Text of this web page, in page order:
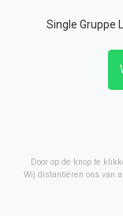
Single Gruppe
Door op de knop te
Wij distantiëren ons van